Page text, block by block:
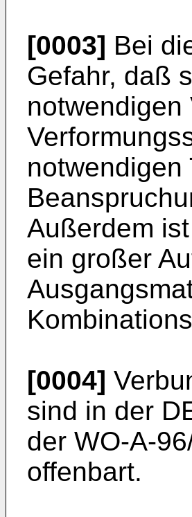
[0003] Bei
Gefahr, daß
notwendigen
notwendigen
Außerdem
ein großer
[0004]
sind in der
der WO-A-
offenbart.